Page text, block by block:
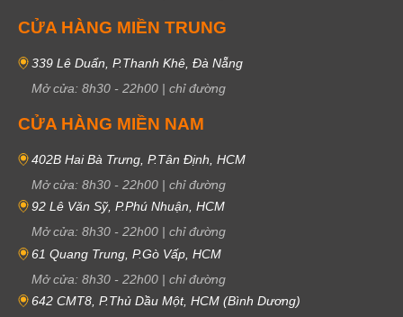
CỬA HÀNG MIỀN TRUNG
339 Lê Duẩn, P.Thanh Khê, Đà Nẵng
Mở cửa: 8h30 - 22h00 | chỉ đường
CỬA HÀNG MIỀN NAM
402B Hai Bà Trưng, P.Tân Định, HCM
Mở cửa: 8h30 - 22h00 | chỉ đường
92 Lê Văn Sỹ, P.Phú Nhuận, HCM
Mở cửa: 8h30 - 22h00 | chỉ đường
61 Quang Trung, P.Gò Vấp, HCM
Mở cửa: 8h30 - 22h00 | chỉ đường
642 CMT8, P.Thủ Dầu Một, HCM (Bình Dương)